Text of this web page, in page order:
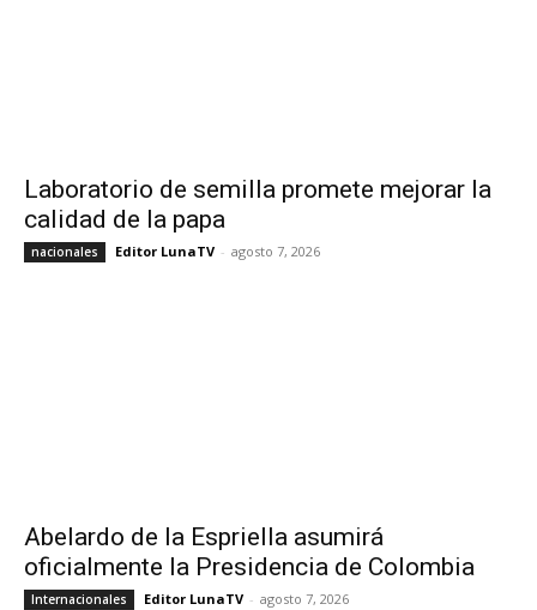
Laboratorio de semilla promete mejorar la
calidad de la papa
nacionales Editor LunaTV - agosto 7, 2026
Abelardo de la Espriella asumirá
oficialmente la Presidencia de Colombia
Internacionales Editor LunaTV - agosto 7, 2026